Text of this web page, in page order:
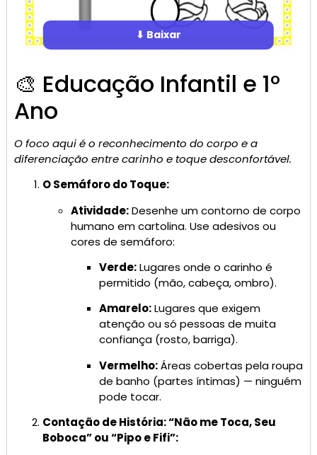
⬇ Baixar
🎨 Educação Infantil e 1º
Ano
O foco aqui é o reconhecimento do corpo e a
diferenciação entre carinho e toque desconfortável.
O Semáforo do Toque:
Atividade:Desenhe um contorno de corpo
humano em cartolina. Use adesivos ou
cores de semáforo:
Verde:Lugares onde o carinho é
permitido (mão, cabeça, ombro).
Amarelo:Lugares que exigem
atenção ou só pessoas de muita
confiança (rosto, barriga).
Vermelho:Áreas cobertas pela roupa
de banho (partes íntimas) — ninguém
pode tocar.
Contação de História: “Não me Toca, Seu
Boboca” ou “Pipo e Fifi”: